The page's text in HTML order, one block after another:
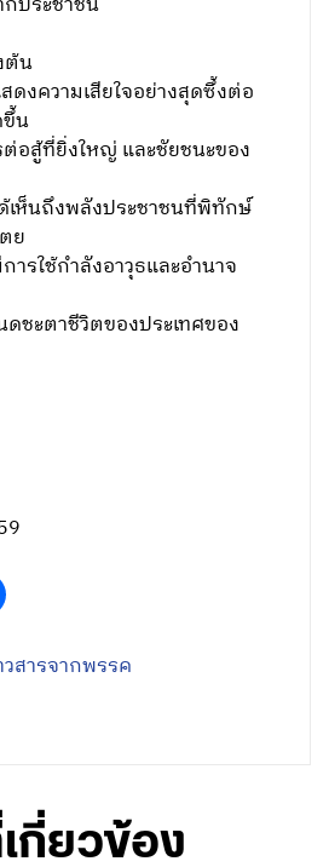
ต้น
ดงความเสียใจอย่างสุดซึ้งต่อ
น
อสู้ที่ยิ่งใหญ่ และชัยชนะของ
เห็นถึงพลังประชาชนที่พิทักษ์
ย
ารใช้กำลังอาวุธและอำนาจ
ชะตาชีวิตของประเทศของ
วสารจากพรรค
กี่ยวข้อง